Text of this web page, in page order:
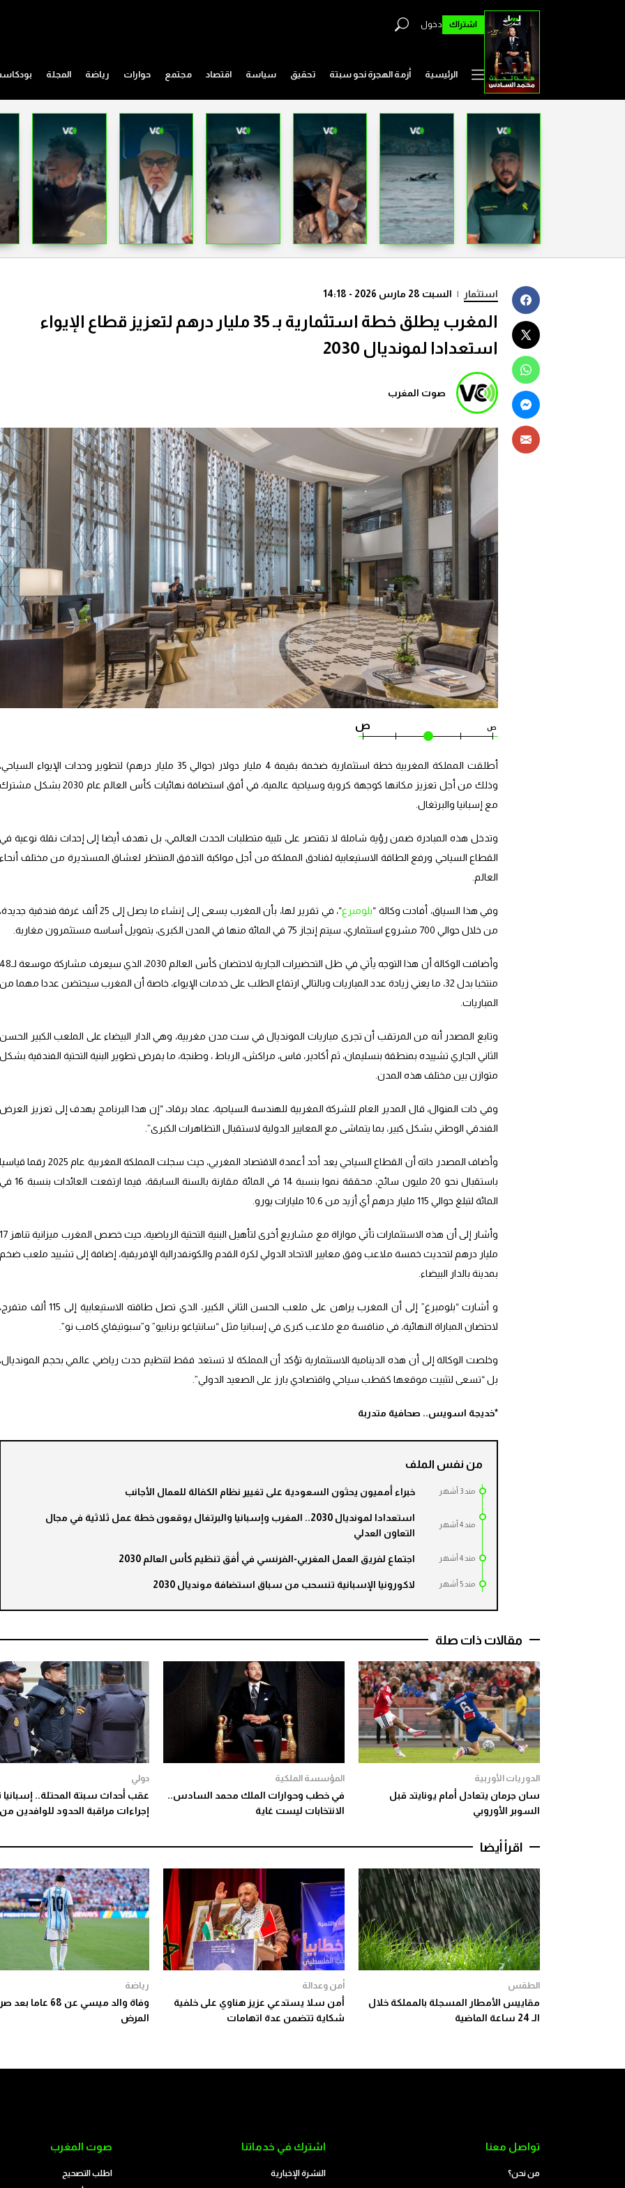
اشتراك دخول
الرئيسية أزمة الهجرة نحو سبتة تحقيق سياسة اقتصاد مجتمع حوارات رياضة المجلة
استثمار | السبت 28 مارس 2026 - 14:18
المغرب يطلق خطة استثمارية بـ 35 مليار درهم لتعزيز قطاع الإيواء
استعدادا لمونديال 2030
صوت المغرب
ص ص
أطلقت المملكة المغربية خطة استثمارية ضخمة بقيمة 4 مليار دولار (حوالي 35 مليار درهم) لتطوير وحدات الإيواء السياحي،
وذلك من أجل تعزيز مكانها كوجهة كروية وسياحية عالمية، في أفق استضافة نهائيات كأس العالم عام 2030 بشكل مشترك
مع إسبانيا والبرتغال.
وتدخل هذه المبادرة ضمن رؤية شاملة لا تقتصر على تلبية متطلبات الحدث العالمي، بل تهدف أيضا إلى إحداث نقلة نوعية في
القطاع السياحي ورفع الطاقة الاستيعابية لفنادق المملكة من أجل مواكبة التدفق المنتظر لعشاق المستديرة من مختلف أنحاء
العالم.
وفي هذا السياق، أفادت وكالة “بلومبرغ
“، في تقرير لها، بأن المغرب يسعى إلى إنشاء ما يصل إلى 25 ألف غرفة فندقية جديدة،
من خلال حوالي 700 مشروع استثماري، سيتم إنجاز 75 في المائة منها في المدن الكبرى، بتمويل أساسه مستثمرون مغاربة.
وأضافت الوكالة أن هذا التوجه يأتي في ظل التحضيرات الجارية لاحتضان كأس العالم 2030، الذي سيعرف مشاركة موسعة لـ48
منتخبا بدل 32، ما يعني زيادة عدد المباريات وبالتالي ارتفاع الطلب على خدمات الإيواء، خاصة أن المغرب سيحتضن عددا مهما من
المباريات.
وتابع المصدر أنه من المرتقب أن تجرى مباريات المونديال في ست مدن مغربية، وهي الدار البيضاء على الملعب الكبير الحسن
الثاني الجاري تشييده بمنطقة بنسليمان، ثم أكادير، فاس، مراكش، الرباط ، وطنجة، ما يفرض تطوير البنية التحتية الفندقية بشكل
متوازن بين مختلف هذه المدن.
وفي ذات المنوال، قال المدير العام للشركة المغربية للهندسة السياحية، عماد برقاد، “إن هذا البرنامج يهدف إلى تعزيز العرض
الفندقي الوطني بشكل كبير، بما يتماشى مع المعايير الدولية لاستقبال التظاهرات الكبرى”.
وأضاف المصدر ذاته أن القطاع السياحي يعد أحد أعمدة الاقتصاد المغربي، حيث سجلت المملكة المغربية عام 2025 رقما قياسيا
باستقبال نحو 20 مليون سائح، محققة نموا بنسبة 14 في المائة مقارنة بالسنة السابقة، فيما ارتفعت العائدات بنسبة 16 في
المائة لتبلغ حوالي 115 مليار درهم أي أزيد من 10.6 مليارات يورو.
وأشار إلى أن هذه الاستثمارات تأتي موازاة مع مشاريع أخرى لتأهيل البنية التحتية الرياضية، حيث خصص المغرب ميزانية تناهز 17
مليار درهم لتحديث خمسة ملاعب وفق معايير الاتحاد الدولي لكرة القدم والكونفدرالية الإفريقية، إضافة إلى تشييد ملعب ضخم
بمدينة بالدار البيضاء.
و أشارت “بلومبرغ” إلى أن المغرب يراهن على ملعب الحسن الثاني الكبير، الذي تصل طاقته الاستيعابية إلى 115 ألف متفرج،
لاحتضان المباراة النهائية، في منافسة مع ملاعب كبرى في إسبانيا مثل “سانتياغو برنابيو” و”سبوتيفاي كامب نو”.
وخلصت الوكالة إلى أن هذه الدينامية الاستثمارية تؤكد أن المملكة لا تستعد فقط لتنظيم حدث رياضي عالمي بحجم المونديال،
بل “تسعى لتثبيت موقعها كقطب سياحي واقتصادي بارز على الصعيد الدولي”.
*خديجة اسويس.. صحافية متدربة
من نفس الملف
مند 3 أشهر خبراء أمميون يحثون السعودية على تغيير نظام الكفالة للعمال الأجانب
مند 4 أشهر
استعدادا لمونديال 2030.. المغرب وإسبانيا والبرتغال يوقعون خطة عمل ثلاثية في مجال
التعاون العدلي
مند 4 أشهر اجتماع لفريق العمل المغربي-الفرنسي في أفق تنظيم كأس العالم 2030
مند 5 أشهر لاكورونيا الإسبانية تنسحب من سباق استضافة مونديال 2030
مقالات ذات صلة
الدوريات الأوربية
سان جرمان يتعادل أمام يونايتد قبل
السوبر الأوروبي
المؤسسة الملكية
في خطب وحوارات الملك محمد السادس..
الانتخابات ليست غاية
دولي
عقب أحداث سبتة المحتلة..
إجراءات مراقبة الحدود للوافدين من
اقرأ أيضا
الطقس
مقاييس الأمطار المسجلة بالمملكة خلال
الـ 24 ساعة الماضية
أمن وعدالة
أمن سلا يستدعي عزيز هناوي على خلفية
شكاية تتضمن عدة اتهامات
رياضة
وفاة والد ميسي عن 68
المرض
تواصل معنا
من نحن؟
اشترك في خدماتنا
النشرة الإخبارية
صوت المغرب
اطلب التصحيح